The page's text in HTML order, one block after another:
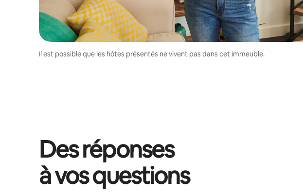
Il est possible que les hôtes présentés ne vivent pas dans cet immeuble.
Des réponses
à vos questions